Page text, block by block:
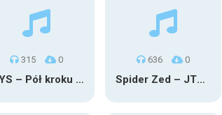
315 0
IRYS – Pół kroku stąd
636 0
Spider Zed – JTM OU TG